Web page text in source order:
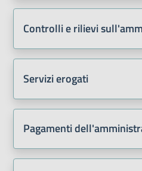
Controlli e rilievi
Servizi erogati
Pagamenti